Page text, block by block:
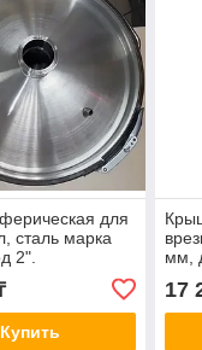
для
сталь марка
2".
Купить
мм,
17